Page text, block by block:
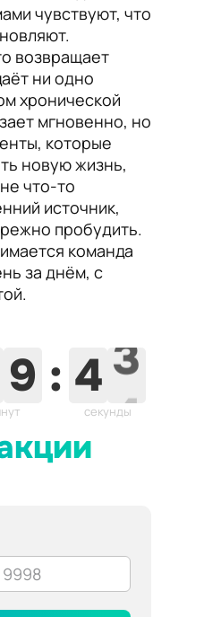
чувствуют, что
возвращает
ни одно
хронической
мгновенно, но
которые
новую жизнь,
что-то
источник,
пробудить.
команда
за днём, с
9 : 4 2
секунда